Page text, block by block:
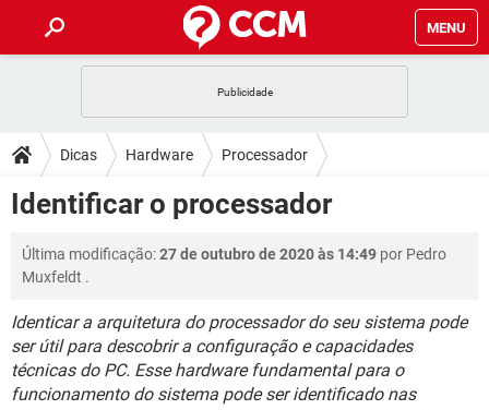
MENU
CELULAR FACEBOOK
OUTLOOK EXCEL
GUIA DE COMPRAS
DICAS
JOGOS WHATSAPP
CELULAR FACEBOOK
OUTLOOK EXCEL
GUIA DE COMPRAS
DOWNLOADS
CELULAR
INSTAGRAM GMAIL
GUIA DE COMPRAS
FÓRUM
CELULAR FACEBOOK
OUTLOOK EXCEL
INSTAGRAM GMAIL
JOGOS WHATSAPP
CELULAR FACEBOOK
Dicas Hardware Processador
Identificar o processador
Última modificação:27 de outubro de 2020 às 14:49 por Pedro
Muxfeldt .
Identicar a arquitetura do processador do seu sistema pode
ser útil para descobrir a configuração e capacidades
técnicas do PC. Esse hardware fundamental para o
funcionamento do sistema pode ser identificado nas